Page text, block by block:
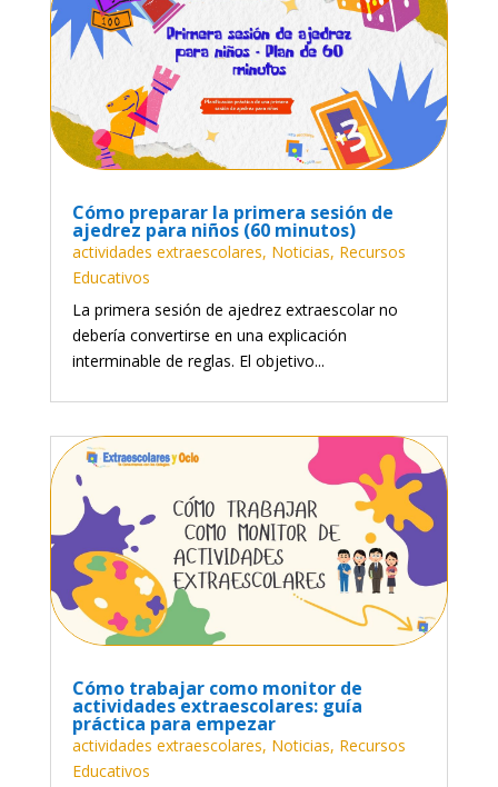
Cómo preparar la primera sesión de
ajedrez para niños (60 minutos)
actividades extraescolares, Noticias, Recursos
Educativos
La primera sesión de ajedrez extraescolar no
debería convertirse en una explicación
interminable de reglas. El objetivo...
Cómo trabajar como monitor de
actividades extraescolares: guía
práctica para empezar
actividades extraescolares, Noticias, Recursos
Educativos